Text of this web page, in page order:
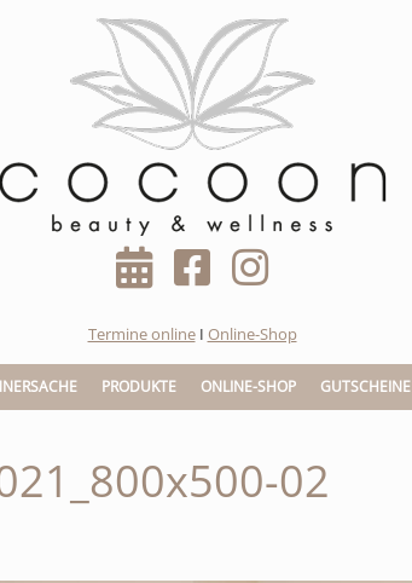
Termine onlineI Online-Shop
PRODUKTE ONLINE-SHOP GUTSCHEINE
02